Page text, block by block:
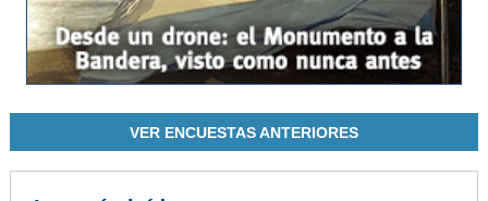
VER ENCUESTAS ANTERIORES